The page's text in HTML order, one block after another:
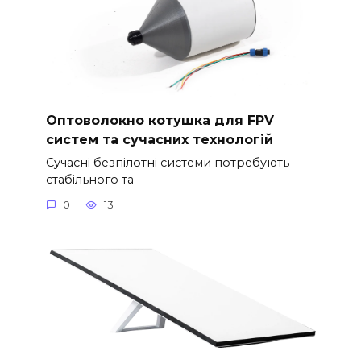
Оптоволокно котушка для FPV
систем та сучасних технологій
Сучасні безпілотні системи потребують
стабільного та
0 13